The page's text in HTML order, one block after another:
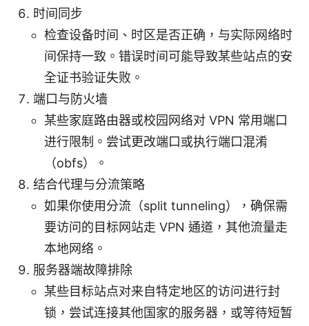
时间同步
检查设备时间、时区是否正确，与实际网络时
间保持一致。错误时间可能导致某些站点的安
全证书验证失败。
端口与防火墙
某些家庭路由器或校园网络对 VPN 常用端口
进行限制。尝试更改端口或执行端口混淆
（obfs）。
结合代理与分流策略
如果你使用分流（split tunneling），确保需
要访问的目标网站走 VPN 通道，其他流量走
本地网络。
服务器端故障排除
某些目标站点对来自特定地区的访问进行封
锁，尝试连接其他国家的服务器，或等待短暂